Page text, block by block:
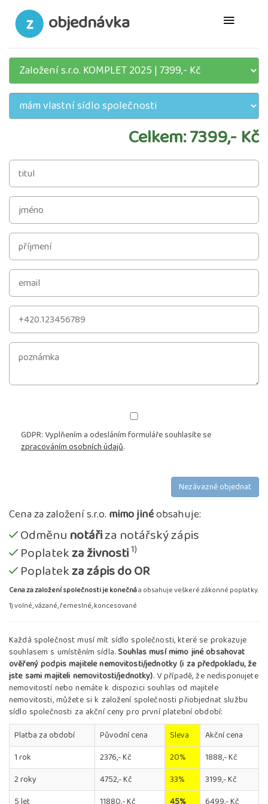
objednávka
Celkem: 7399,- Kč
GDPR: Vyplňením a odesláním formuláře souhlasíte se
zpracováním osobních údajů.
Nezávazně objednat
Cena za založení s.r.o. mimo jinéobsahuje:
Odměnu notářiza notářský zápis
Poplatekza živnosti1)
Poplatekza zápis do OR
Cena za založení společnosti je konečnáa obsahuje veškeré zákonné poplatky.
1) volné, vázané, řemeslné, koncesované
Každá společnost musí mít sídlo společnosti, které se prokazuje
souhlasem s umístěním sídla.Souhlas musí mimo jiné obsahovat
ověřený podpis majitele nemovitosti/jednotky (i za předpokladu, že
jste sami majiteli nemovitosti/jednotky). V případě, že nedisponujete
nemovitostí nebo nemáte k dispozici souhlas od majitele
nemovitosti, můžete si k založení společnosti přiobjednat službu
sídlo společnosti za akční ceny pro první platební období:
Platba za období
Původní cena Sleva
Akční cena
1 rok
2376,- Kč 20%
1888,- Kč
2 roky
4752,- Kč 33%
3199,- Kč